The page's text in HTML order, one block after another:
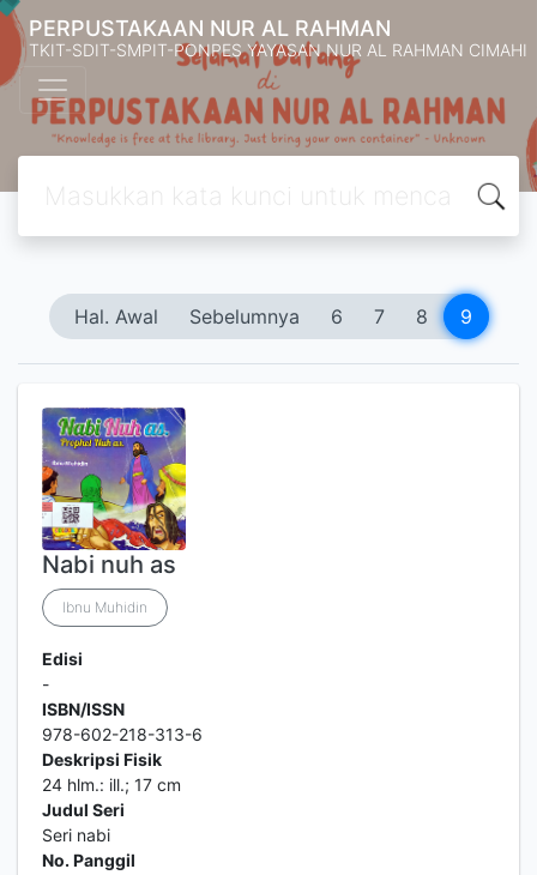
PERPUSTAKAAN NUR AL RAHMAN
TKIT-SDIT-SMPIT-PONPES YAYASAN NUR AL RAHMAN CIMAHI
Hal. Awal Sebelumnya 6 7 8 9
Nabi nuh as
Ibnu Muhidin
Edisi
-
ISBN/ISSN
978-602-218-313-6
Deskripsi Fisik
24 hlm.: ill.; 17 cm
Judul Seri
Seri nabi
No. Panggil